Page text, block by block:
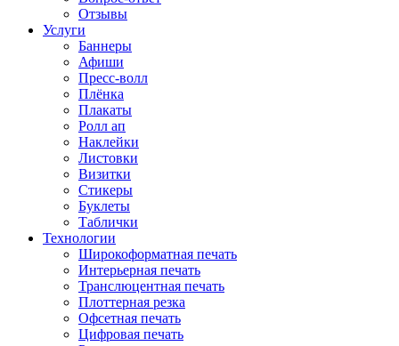
Отзывы
Услуги
Баннеры
Афиши
Пресс-волл
Плёнка
Плакаты
Ролл ап
Наклейки
Листовки
Визитки
Стикеры
Буклеты
Таблички
Технологии
Широкоформатная печать
Интерьерная печать
Транслюцентная печать
Плоттерная резка
Офсетная печать
Цифровая печать